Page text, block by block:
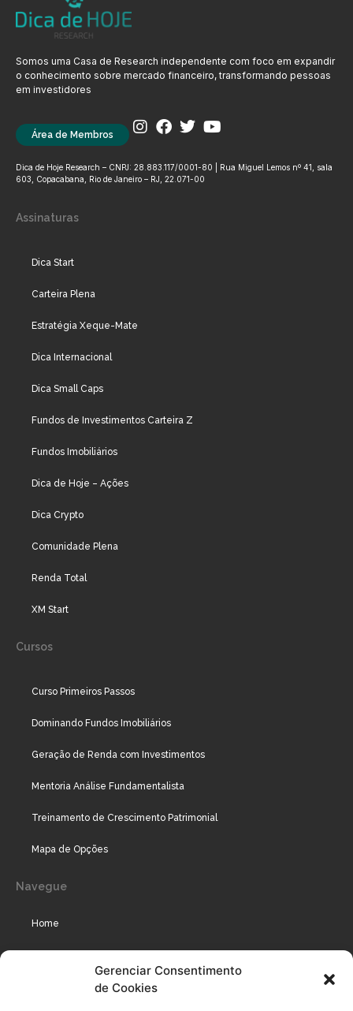
Gerenciar Consentimento
de Cookies
Somos uma Casa de Research independente com foco em expandir
o conhecimento sobre mercado financeiro, transformando pessoas
em investidores
Área de Membros
Dica de Hoje Research – CNPJ: 28.883.117/0001-80 | Rua Miguel Lemos nº 41, sala
603, Copacabana, Rio de Janeiro – RJ, 22.071-00
Assinaturas
Dica Start
Carteira Plena
Estratégia Xeque-Mate
Dica Internacional
Dica Small Caps
Fundos de Investimentos Carteira Z
Fundos Imobiliários
Dica de Hoje – Ações
Dica Crypto
Comunidade Plena
Renda Total
XM Start
Cursos
Curso Primeiros Passos
Dominando Fundos Imobiliários
Geração de Renda com Investimentos
Mentoria Análise Fundamentalista
Treinamento de Crescimento Patrimonial
Mapa de Opções
Navegue
Home